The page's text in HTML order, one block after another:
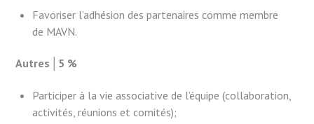
Favoriser l’adhésion des partenaires comme membre
de MAVN.
Autres │5 %
Participer à la vie associative de l’équipe (collaboration,
activités, réunions et comités);